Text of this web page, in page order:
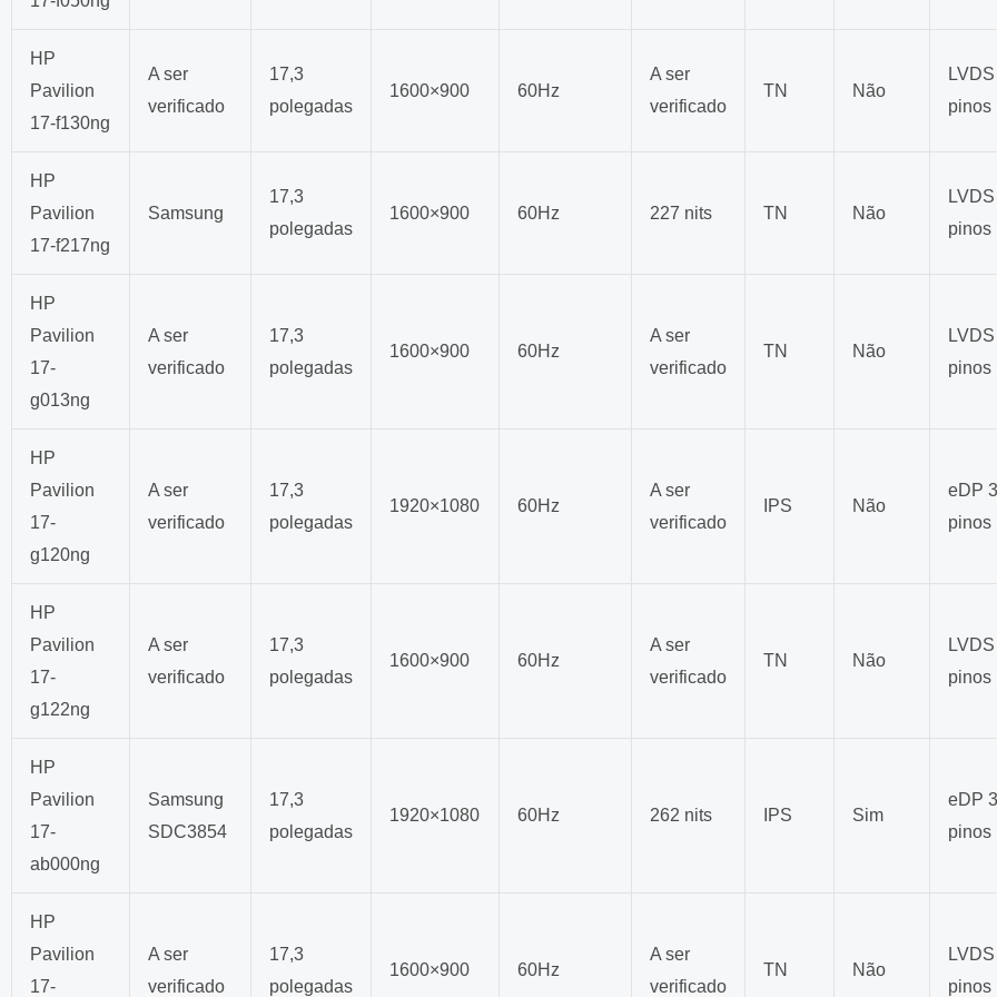
HP
Pavilion
17-f130ng
A ser
verificado
17,3
polegadas
1600×900 60Hz
A ser
verificado
TN Não
pinos
HP
Pavilion
17-f217ng
Samsung
17,3
polegadas
1600×900 60Hz 227 nits TN Não
pinos
HP
Pavilion
17-
g013ng
A ser
verificado
17,3
polegadas
1600×900 60Hz
A ser
verificado
TN Não
pinos
HP
Pavilion
17-
g120ng
A ser
verificado
17,3
polegadas
1920×1080 60Hz
A ser
verificado
IPS Não
eDP
pinos
HP
Pavilion
17-
g122ng
A ser
verificado
17,3
polegadas
1600×900 60Hz
A ser
verificado
TN Não
pinos
HP
Pavilion
17-
ab000ng
Samsung
SDC3854
17,3
polegadas
1920×1080 60Hz 262 nits IPS Sim
eDP
pinos
HP
Pavilion
17-
A ser
verificado
17,3
polegadas
1600×900 60Hz
A ser
verificado
TN Não
pinos